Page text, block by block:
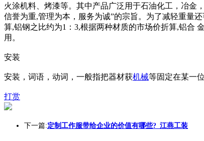
火涂机料、烤漆等。其中产品广泛用于石油化工，冶金
信誉为重,管理为本，服务为诚”的宗旨。为了减轻重量还
算,铝钢之比约为1：3,根据两种材质的市场价折算,铝合
用。
安装
安装，词语，动词，一般指把器材获机械等固定在某一
打赏
下一篇:定制工作服带给企业的价值有哪些?_江燕工装